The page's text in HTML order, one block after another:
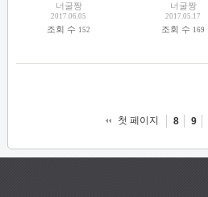
너굴짱
2017.06.05
조회 수 152
너굴짱
2017.05.17
조회 수 169
첫 페이지 8 9